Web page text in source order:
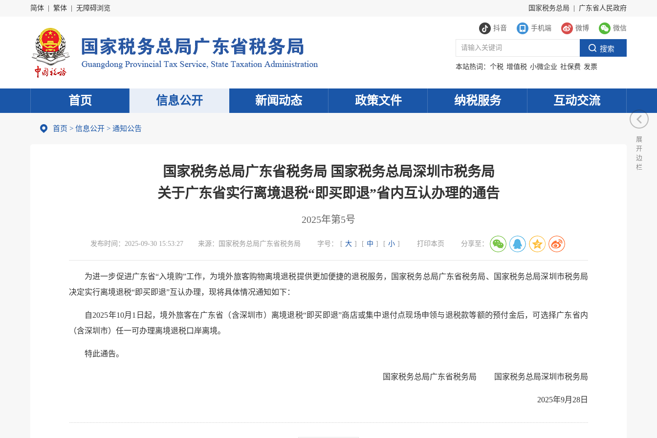
简体 繁体 无障碍浏览 国家税务总局 广东省人民政府
抖音 手机端 微博 微信
本站热词： 个税 增值税 小微企业 社保费 发票
首页 信息公开 新闻动态 政策文件 纳税服务 互动交流
首页 > 信息公开 > 通知公告
国家税务总局广东省税务局 国家税务总局深圳市税务局
关于广东省实行离境退税“即买即退”省内互认办理的通告
2025年第5号
发布时间： 2025-09-30 15:53:27 来源： 国家税务总局广东省税务局 字号： [ 大 ] [ 中 ] [ 小 ] 打印本页 分享至：
为进一步促进广东省“入境购”工作，为境外旅客购物离境退税提供更加便捷的退税服务，国家税务总局广东省税务局、国家税务总局深圳市税务局
决定实行离境退税“即买即退”互认办理，现将具体情况通知如下：
自2025年10月1日起，境外旅客在广东省（含深圳市）离境退税“即买即退”商店或集中退付点现场申领与退税款等额的预付金后，可选择广东省内
（含深圳市）任一可办理离境退税口岸离境。
特此通告。
国家税务总局广东省税务局 国家税务总局深圳市税务局
2025年9月28日
展
开
边
栏